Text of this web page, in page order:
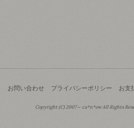
お問い合わせ プライバシーポリシー お支
Copyright (C) 2007～ ca*n*ow All Rights